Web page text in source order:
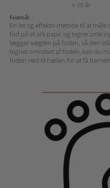
+ 10 år
Fodmål
En let og effektiv metode til at
fod på et ark papir og tegne
lægger vægten på foden, så den
tegnet omridset af foden, kan du
foden ned til hælen for at få